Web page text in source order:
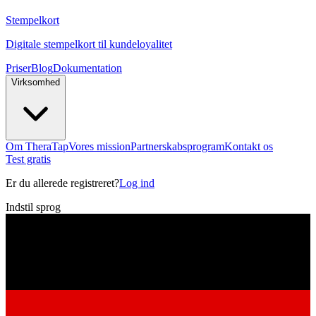
Stempelkort
Digitale stempelkort til kundeloyalitet
PriserBlogDokumentation
Virksomhed
Om TheraTapVores missionPartnerskabsprogramKontakt os
Test gratis
Er du allerede registreret?Log ind
Indstil sprog